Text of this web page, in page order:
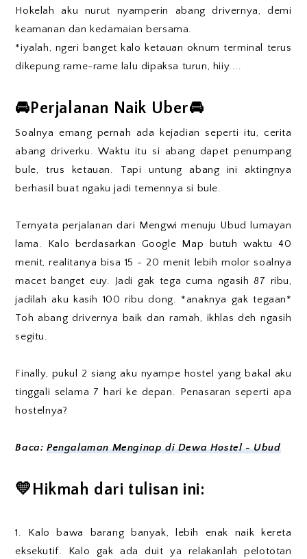
Hokelah aku nurut nyamperin abang drivernya, demi
keamanan dan kedamaian bersama.
*iyalah, ngeri banget kalo ketauan oknum terminal terus
dikepung rame-rame lalu dipaksa turun, hiiy....
🚘Perjalanan Naik Uber🚘
Soalnya emang pernah ada kejadian seperti itu, cerita
abang driverku. Waktu itu si abang dapet penumpang
bule, trus ketauan. Tapi untung abang ini aktingnya
berhasil buat ngaku jadi temennya si bule.
Ternyata perjalanan dari Mengwi menuju Ubud lumayan
lama. Kalo berdasarkan Google Map butuh waktu 40
menit, realitanya bisa 15 - 20 menit lebih molor soalnya
macet banget euy. Jadi gak tega cuma ngasih 87 ribu,
jadilah aku kasih 100 ribu dong. *anaknya gak tegaan*
Toh abang drivernya baik dan ramah, ikhlas deh ngasih
segitu.
Finally, pukul 2 siang aku nyampe hostel yang bakal aku
tinggali selama 7 hari ke depan. Penasaran seperti apa
hostelnya?
Baca:Pengalaman Menginap di Dewa Hostel - Ubud
💛Hikmah dari tulisan ini:
1. Kalo bawa barang banyak, lebih enak naik kereta
eksekutif. Kalo gak ada duit ya relakanlah pelototan